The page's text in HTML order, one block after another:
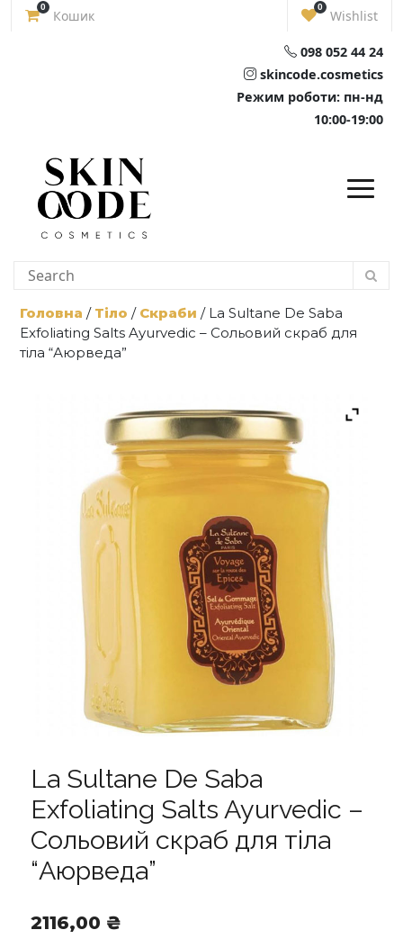
Skip
0
Кошик
0
Wishlist
098 052 44 24
skincode.cosmetics
Режим роботи: пн-нд
10:00-19:00
Головна / Тіло / Скраби / La Sultane De Saba
Exfoliating Salts Ayurvedic – Сольовий скраб для
тіла “Аюрведа”
La Sultane De Saba
Exfoliating Salts Ayurvedic –
Сольовий скраб для тіла
“Аюрведа”
2116,00 ₴